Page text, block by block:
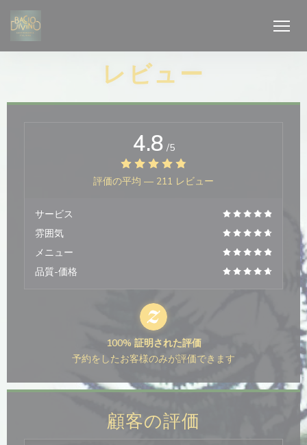
クッキー利用の管理について
レビュー
顧客の評価
4.8 /5
評価の平均 — 211 レビュー
サービス
雰囲気
メニュー
品質-価格
100% 証明された評価
予約をしたお客様のみが評価できます